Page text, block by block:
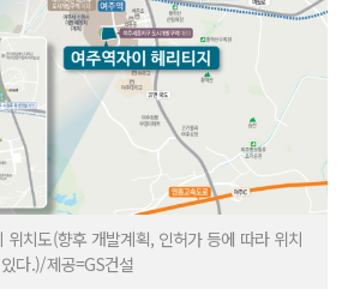
위치도(향후 개발계획, 인허가 등에 따라 위치
다.)/제공=GS건설